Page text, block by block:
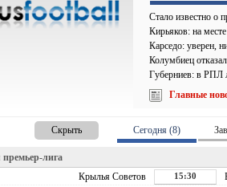
Стало известно о
Кирьяков: на
Карседо: уверен,
Колумбиец
Губерниев: в РПЛ
Главные
Скрыть Сегодня (8)
премьер-лига
Крылья Советов 15:30